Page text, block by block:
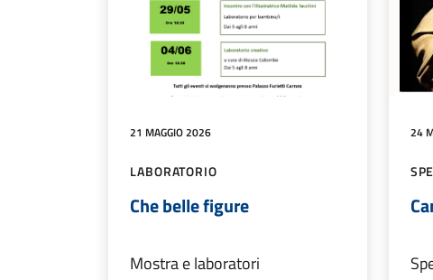
21 MAGGIO 2026
LABORATORIO
Che belle figure
Mostra e laboratori
24